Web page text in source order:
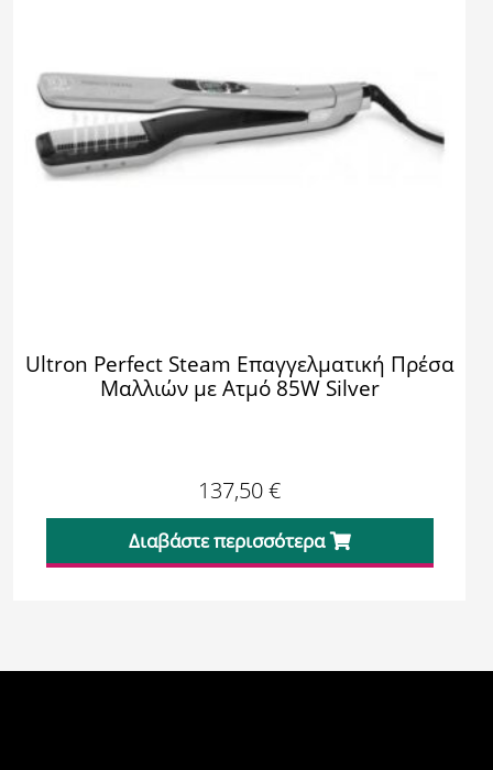
Ultron Perfect Steam Επαγγελματική Πρέσα
Μαλλιών με Ατμό 85W Silver
137,50€
Διαβάστε περισσότερα